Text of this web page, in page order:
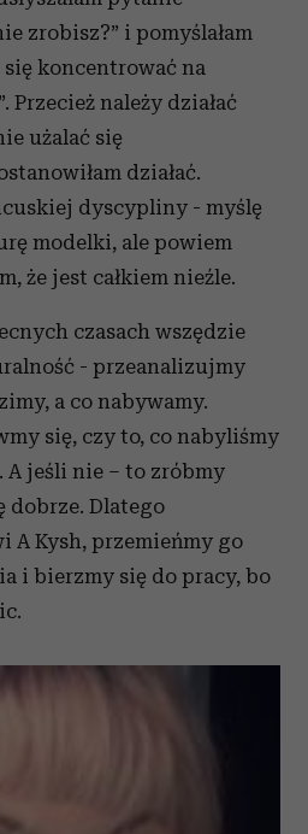
te informacje z innymi danymi
uzyskanymi podczas
zrobisz?” i pomyślałam
się koncentrować na
należy działać
użalać się
działać.
dyscypliny - myślę
modelki, ale powiem
że jest całkiem nieźle.
czasach wszędzie
- przeanalizujmy
a co nabywamy.
się, czy to, co nabyliśmy
A jeśli nie – to zróbmy
dobrze. Dlatego
A Kysh, przemieńmy go
i bierzmy się do pracy, bo